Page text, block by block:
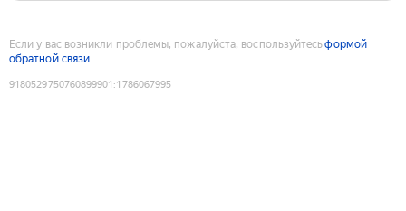
Если у вас возникли проблемы, пожалуйста, воспользуйтесьформой
обратной связи
9180529750760899901 :1786067995